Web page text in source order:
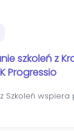
szkoleń z
Progressio
Szkoleń